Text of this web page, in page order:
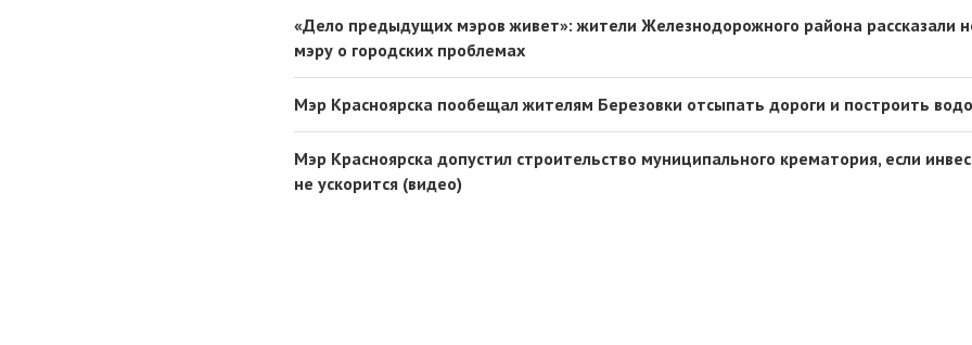
«Дело предыдущих мэров живет»: жители Железнодорожного района рассказали
мэру о городских проблемах
Мэр Красноярска пообещал жителям Березовки отсыпать дороги и построить
Мэр Красноярска допустил строительство муниципального крематория, если
не ускорится (видео)